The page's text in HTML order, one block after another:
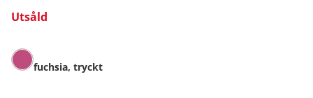
Utsåld
fuchsia, tryckt